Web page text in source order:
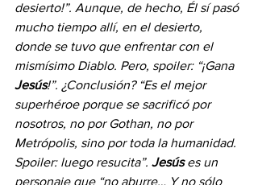
desierto!”. Aunque, de hecho, Él sí pasó
mucho tiempo allí, en el desierto,
donde se tuvo que enfrentar con el
mismísimo Diablo. Pero, spoiler: “¡Gana
Jesús!”. ¿Conclusión? “Es el mejor
superhéroe porque se sacrificó por
nosotros, no por Gothan, no por
Metrópolis, sino por toda la humanidad.
Spoiler: luego resucita”. Jesús es un
personaje que “no aburre… Y no sólo